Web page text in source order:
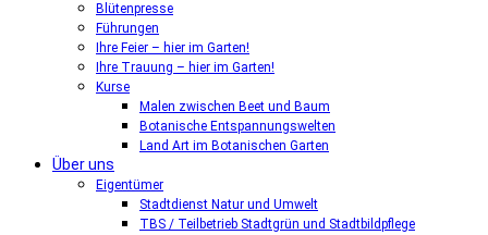
Blütenpresse
Führungen
Ihre Feier – hier im Garten!
Ihre Trauung – hier im Garten!
Kurse
Malen zwischen Beet und Baum
Botanische Entspannungswelten
Land Art im Botanischen Garten
Über uns
Eigentümer
Stadtdienst Natur und Umwelt
TBS / Teilbetrieb Stadtgrün und Stadtbildpflege